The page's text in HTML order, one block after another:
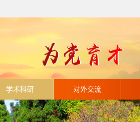
学术科研 对外交流